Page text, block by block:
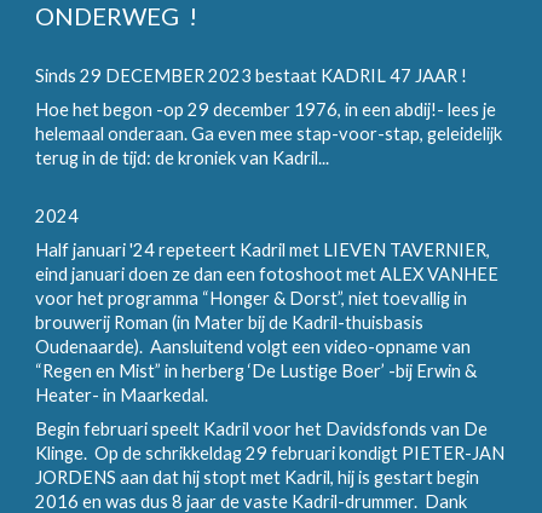
ONDERWEG !
Sinds 29 DECEMBER 2023 bestaat KADRIL 47 JAAR !
Hoe het begon -op 29 december 1976, in een abdij!- lees je
helemaal onderaan. Ga even mee stap-voor-stap, geleidelijk
terug in de tijd: de kroniek van Kadril...
2024
Half januari '24 repeteert Kadril met LIEVEN TAVERNIER,
eind januari doen ze dan een fotoshoot met ALEX VANHEE
voor het programma “Honger & Dorst”, niet toevallig in
brouwerij Roman (in Mater bij de Kadril-thuisbasis
Oudenaarde). Aansluitend volgt een video-opname van
“Regen en Mist” in herberg ‘De Lustige Boer’ -bij Erwin &
Heater- in Maarkedal.
Begin februari speelt Kadril voor het Davidsfonds van De
Klinge. Op de schrikkeldag 29 februari kondigt PIETER-JAN
JORDENS aan dat hij stopt met Kadril, hij is gestart begin
2016 en was dus 8 jaar de vaste Kadril-drummer. Dank